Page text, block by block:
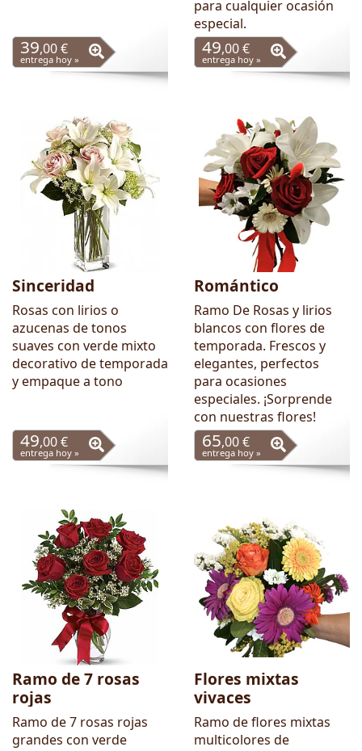
39,00 €
entrega hoy »
para cualquier ocasión
especial.
49,00 €
entrega hoy »
Sinceridad
Rosas con lirios o
azucenas de tonos
suaves con verde mixto
decorativo de temporada
y empaque a tono
49,00 €
entrega hoy »
Romántico
Ramo De Rosas y lirios
blancos con flores de
temporada. Frescos y
elegantes, perfectos
para ocasiones
especiales. ¡Sorprende
con nuestras flores!
65,00 €
entrega hoy »
Ramo de 7 rosas
rojas
Ramo de 7 rosas rojas
grandes con verde
Flores mixtas
vivaces
Ramo de flores mixtas
multicolores de